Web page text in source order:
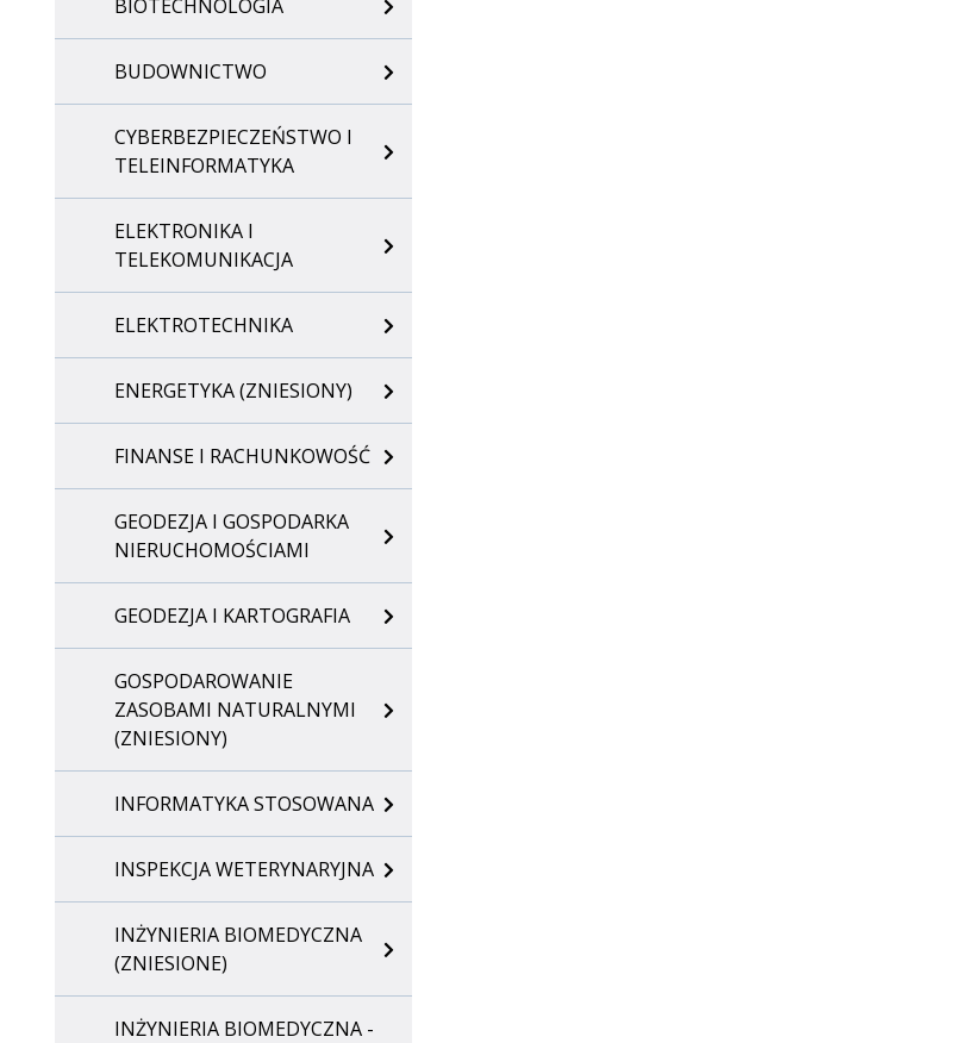
BIOTECHNOLOGIA
BUDOWNICTWO
CYBERBEZPIECZEŃSTWO I
TELEINFORMATYKA
ELEKTRONIKA I
TELEKOMUNIKACJA
ELEKTROTECHNIKA
ENERGETYKA (ZNIESIONY)
FINANSE I RACHUNKOWOŚĆ
GEODEZJA I GOSPODARKA
NIERUCHOMOŚCIAMI
GEODEZJA I KARTOGRAFIA
GOSPODAROWANIE
ZASOBAMI NATURALNYMI
(ZNIESIONY)
INFORMATYKA STOSOWANA
INSPEKCJA WETERYNARYJNA
INŻYNIERIA BIOMEDYCZNA
(ZNIESIONE)
INŻYNIERIA BIOMEDYCZNA -